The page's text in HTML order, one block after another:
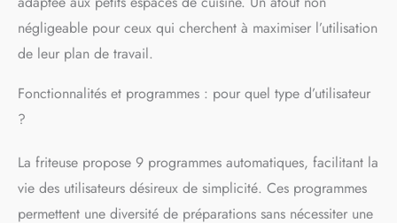
lors de l'ouverture du
plaque de cuisson,
couvercle) sont amovibles
sonore contenu de la
boîte Tefal YV9708
ActiFry Genius XL 2 en 1,
bol et plaque de cuisson
négligeable pour ceux qui cherchent à maximiser l’utilisation
de leur plan de travail.
Fonctionnalités et programmes : pour quel type d’utilisateur
?
La friteuse propose 9 programmes automatiques, facilitant la
vie des utilisateurs désireux de simplicité. Ces programmes
permettent une diversité de préparations sans nécessiter une